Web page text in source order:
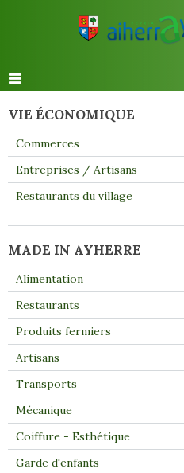
VIE ÉCONOMIQUE
Commerces
Entreprises / Artisans
Restaurants du village
MADE IN AYHERRE
Alimentation
Restaurants
Produits fermiers
Artisans
Transports
Mécanique
Coiffure - Esthétique
Garde d'enfants